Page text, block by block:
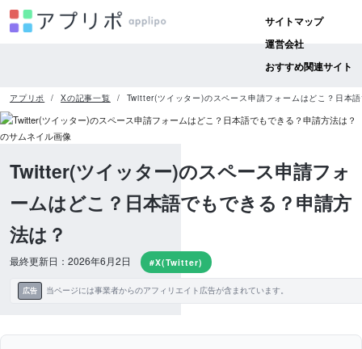
サイトマップ
運営会社
おすすめ関連サイト
アプリポ Xの記事一覧 Twitter(ツイッター)のスペース申請フォームはどこ？日本
Twitter(ツイッター)のスペース申請フォ
ームはどこ？日本語でもできる？申請方
法は？
最終更新日：2026年6月2日 #X(Twitter)
広告 当ページには事業者からのアフィリエイト広告が含まれています。